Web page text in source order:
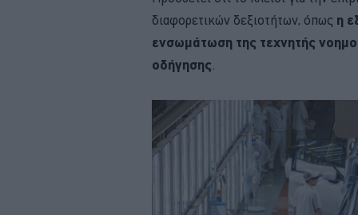
διαφορετικών δεξιοτήτων, όπως η
ενσωμάτωση της τεχνητής
οδήγησης.